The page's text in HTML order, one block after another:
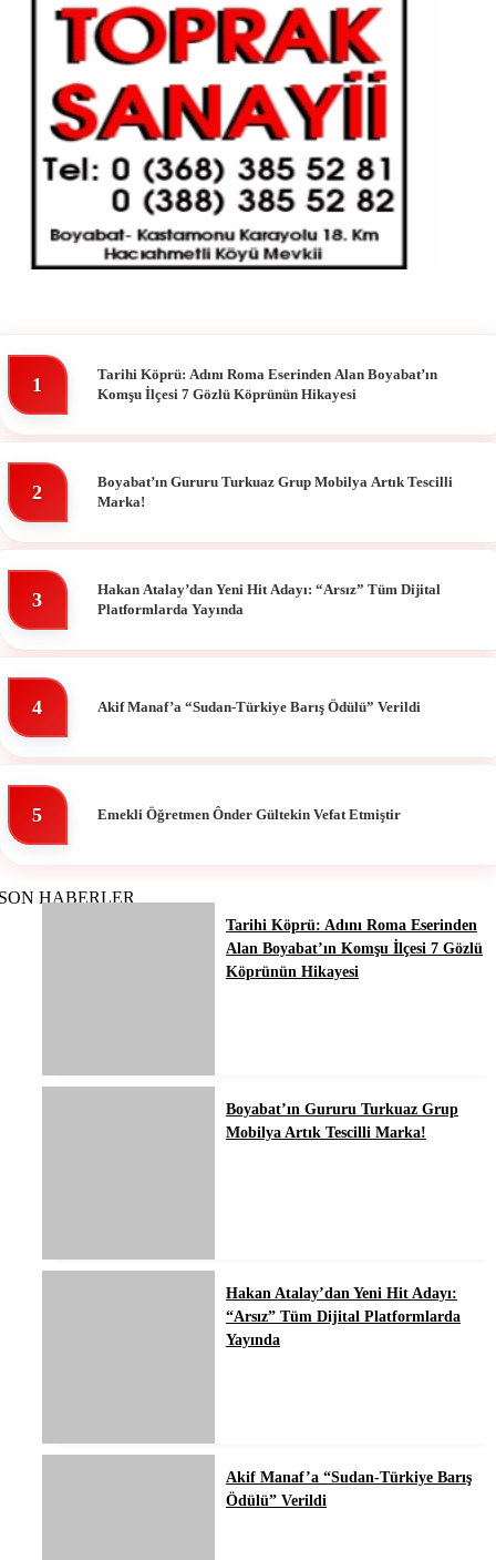
1
Tarihi Köprü: Adını Roma Eserinden Alan Boyabat’ın
Komşu İlçesi 7 Gözlü Köprünün Hikayesi
2
Boyabat’ın Gururu Turkuaz Grup Mobilya Artık Tescilli
Marka!
3
Hakan Atalay’dan Yeni Hit Adayı: “Arsız” Tüm Dijital
Platformlarda Yayında
4 Akif Manaf’a “Sudan-Türkiye Barış Ödülü” Verildi
5 Emekli Öğretmen Ônder Gültekin Vefat Etmiştir
HABERLER
Tarihi Köprü: Adını Roma Eserinden
Alan Boyabat’ın Komşu İlçesi 7 Gözlü
Köprünün Hikayesi
Boyabat’ın Gururu Turkuaz Grup
Mobilya Artık Tescilli Marka!
Hakan Atalay’dan Yeni Hit Adayı:
“Arsız” Tüm Dijital Platformlarda
Yayında
Akif Manaf’a “Sudan-Türkiye Barış
Ödülü” Verildi